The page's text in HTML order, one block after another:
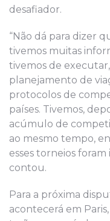
desafiador.
“Não dá para dizer
tivemos muitas
tivemos de
planejamento de
protocolos de
países. Tivemos,
acúmulo de
ao mesmo tempo,
esses torneios
contou.
Para a próxima
acontecerá em